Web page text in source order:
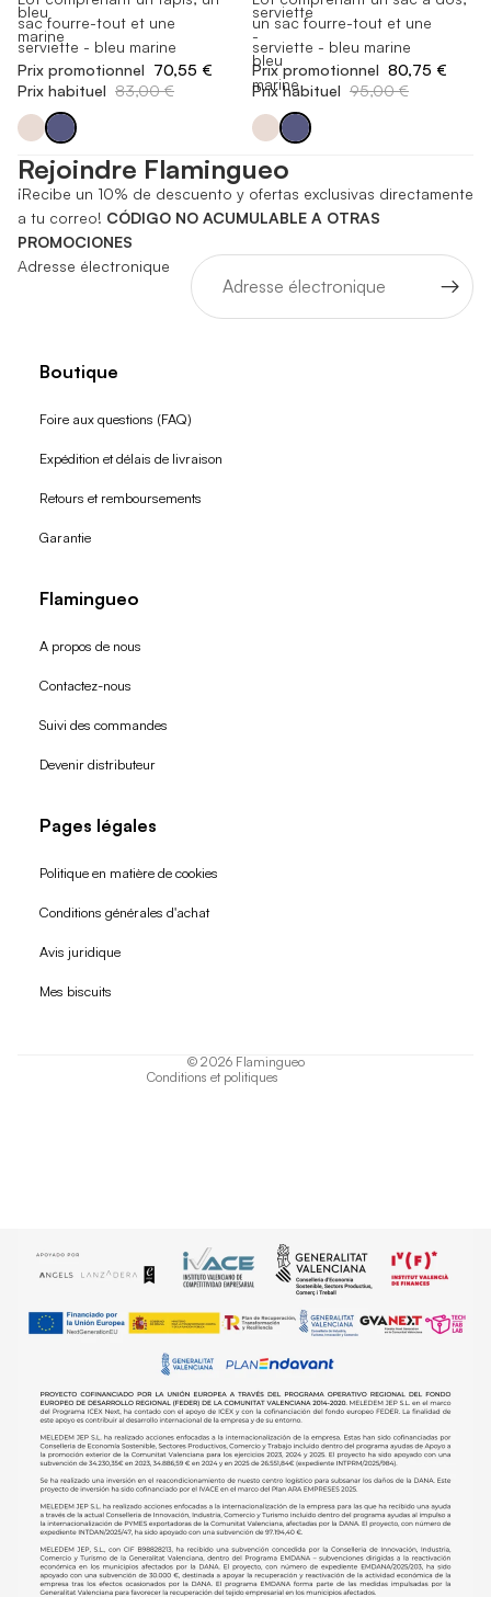
bleu
marine
sac fourre-tout et une
serviette - bleu marine
Prix promotionnel 70,55 €
Prix habituel 83,00 €
serviette
-
bleu
marine
un sac fourre-tout et une
serviette - bleu marine
Prix promotionnel 80,75 €
Prix habituel 95,00 €
Rejoindre Flamingueo
¡Recibe un 10% de descuento y ofertas exclusivas directamente
a tu correo! CÓDIGO NO ACUMULABLE A OTRAS
PROMOCIONES
Adresse électronique
Boutique
Foire aux questions (FAQ)
Expédition et délais de livraison
Retours et remboursements
Garantie
Flamingueo
A propos de nous
Contactez-nous
Suivi des commandes
Devenir distributeur
Pages légales
Politique en matière de cookies
Conditions générales d'achat
Avis juridique
Mes biscuits
© 2026 Flamingueo
Conditions et politiques
Politique de remboursement